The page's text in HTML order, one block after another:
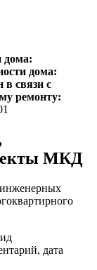
дома:
дома:
в связи с
ремонту:
МКД
дата